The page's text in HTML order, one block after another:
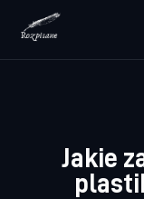
Zdrowie
Jakie